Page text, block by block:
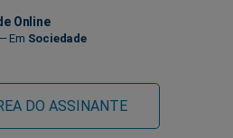
Online
Sociedade
DO ASSINANTE